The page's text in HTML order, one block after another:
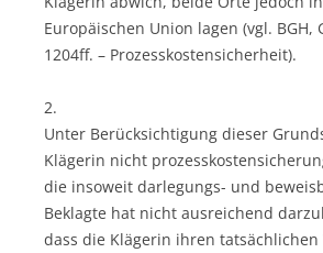
Europäischen Union lagen (vgl. BGH,
1204ff. – Prozesskostensicherheit).
2.
Unter Berücksichtigung dieser
Klägerin nicht
die insoweit darlegungs- und
Beklagte hat nicht ausreichend
dass die Klägerin ihren tatsächlichen